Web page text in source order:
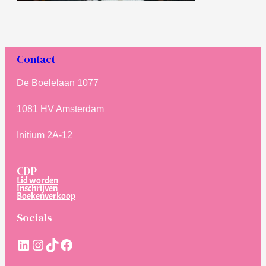
Contact
De Boelelaan 1077
1081 HV Amsterdam
Initium 2A-12
CDP
Lid worden
Inschrijven
Boekenverkoop
Socials
LinkedIn
Instagram
TikTokFacebook